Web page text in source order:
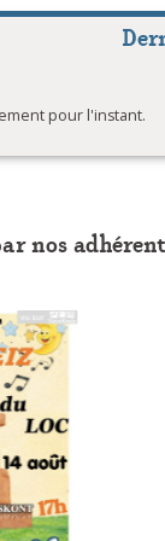
pour l'instant.
nos